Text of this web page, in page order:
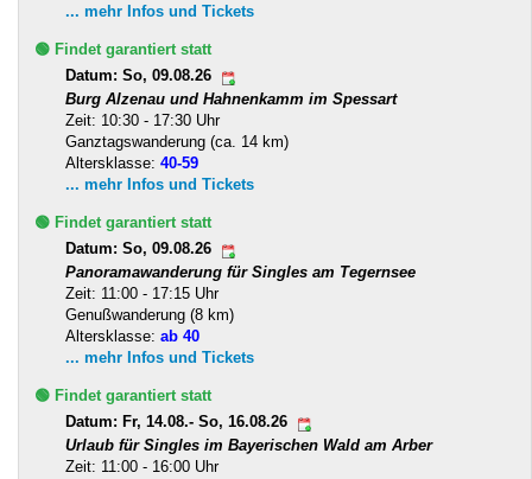
... mehr Infos und Tickets
🟢 Findet garantiert statt
Datum: So, 09.08.26
Burg Alzenau und Hahnenkamm im Spessart
Zeit: 10:30 - 17:30 Uhr
Ganztagswanderung (ca. 14 km)
Altersklasse: 40-59
... mehr Infos und Tickets
🟢 Findet garantiert statt
Datum: So, 09.08.26
Panoramawanderung für Singles am Tegernsee
Zeit: 11:00 - 17:15 Uhr
Genußwanderung (8 km)
Altersklasse: ab 40
... mehr Infos und Tickets
🟢 Findet garantiert statt
Datum: Fr, 14.08.- So, 16.08.26
Urlaub für Singles im Bayerischen Wald am Arber
Zeit: 11:00 - 16:00 Uhr